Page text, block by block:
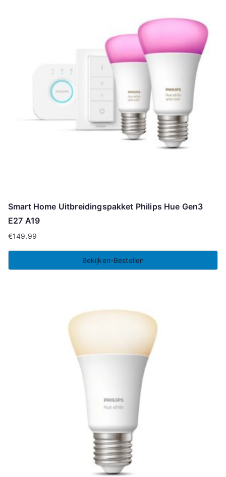
Smart Home Uitbreidingspakket Philips Hue Gen3
E27 A19
€149.99
Bekijken-Bestellen